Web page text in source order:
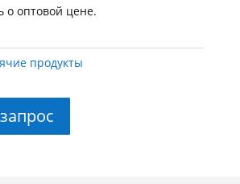
о оптовой цене.
продукты